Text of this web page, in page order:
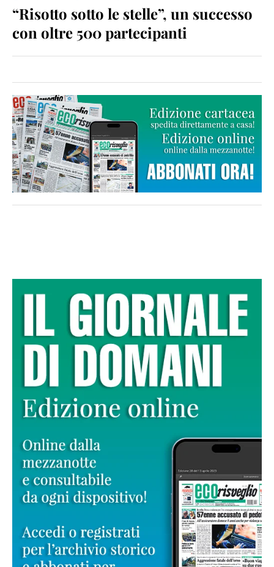
“Risotto sotto le stelle”, un successo
con oltre 500 partecipanti